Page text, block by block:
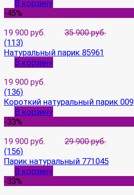
В корзину
-45%
19 900 руб.
35 900 руб.
(113)
Натуральный парик 85961
В корзину
19 900 руб.
(136)
Короткий натуральный парик 009
В корзину
-33%
19 900 руб.
29 900 руб.
(156)
Парик натуральный 771045
В корзину
-33%